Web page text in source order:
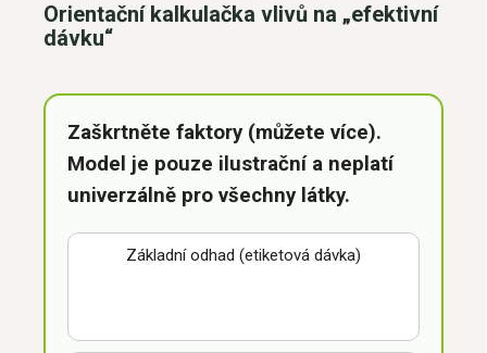
Orientační kalkulačka vlivů na „efektivní
dávku“
Zaškrtněte faktory (můžete více).
Model je pouze ilustrační a neplatí
univerzálně pro všechny látky.
Základní odhad (etiketová dávka)